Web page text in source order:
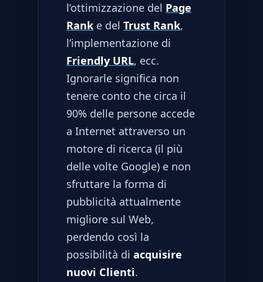
l’ottimizzazione del Page
Rank e del Trust Rank,
l’implementazione di
Friendly URL, ecc.
Ignorarle significa non
tenere conto che circa il
90% delle persone accede
a Internet attraverso un
motore di ricerca (il più
delle volte Google) e non
sfruttare la forma di
pubblicità attualmente
migliore sul Web,
perdendo così la
possibilità di acquisire
nuovi Clienti.